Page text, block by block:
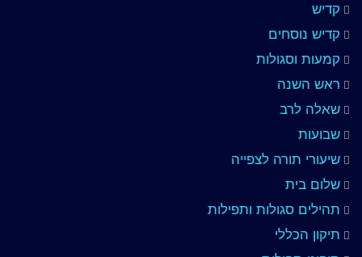
קדיש
קדיש נוסחים
קמעות וסגולות
ראש השנה
שאלה לרב
שבועות
שיעורי תורה לצפייה
שלום בית
תהילים סגולות ותפילות
תיקון הכללי